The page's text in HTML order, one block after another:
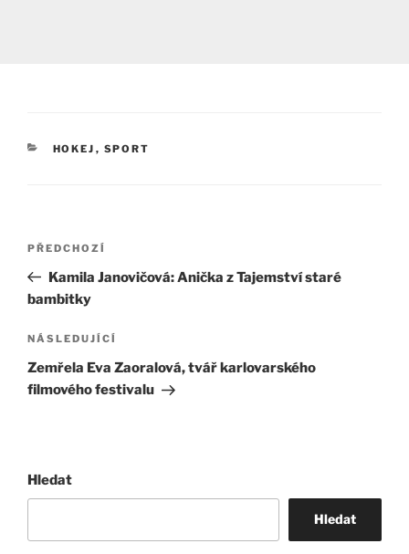
RUBRIKY
HOKEJ , SPORT
Navigace
příspěvek
Předchozí
příspěvek
PŘEDCHOZÍ
Kamila Janovičová: Anička z Tajemství staré
bambitky
Následující
příspěvek
NÁSLEDUJÍCÍ
Zemřela Eva Zaoralová, tvář karlovarského
filmového festivalu
Hledat
Hledat